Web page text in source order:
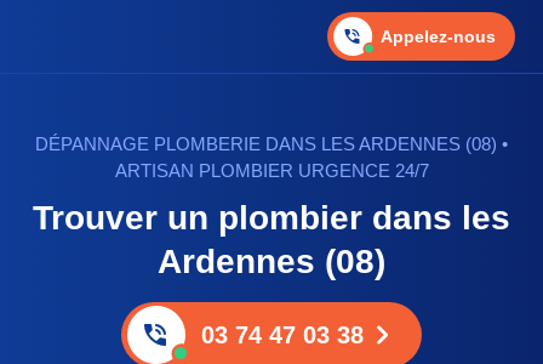
Appelez-nous
DÉPANNAGE PLOMBERIE DANS LES ARDENNES (08) •
ARTISAN PLOMBIER URGENCE 24/7
Trouver un plombier dans les
Ardennes (08)
03 74 47 03 38